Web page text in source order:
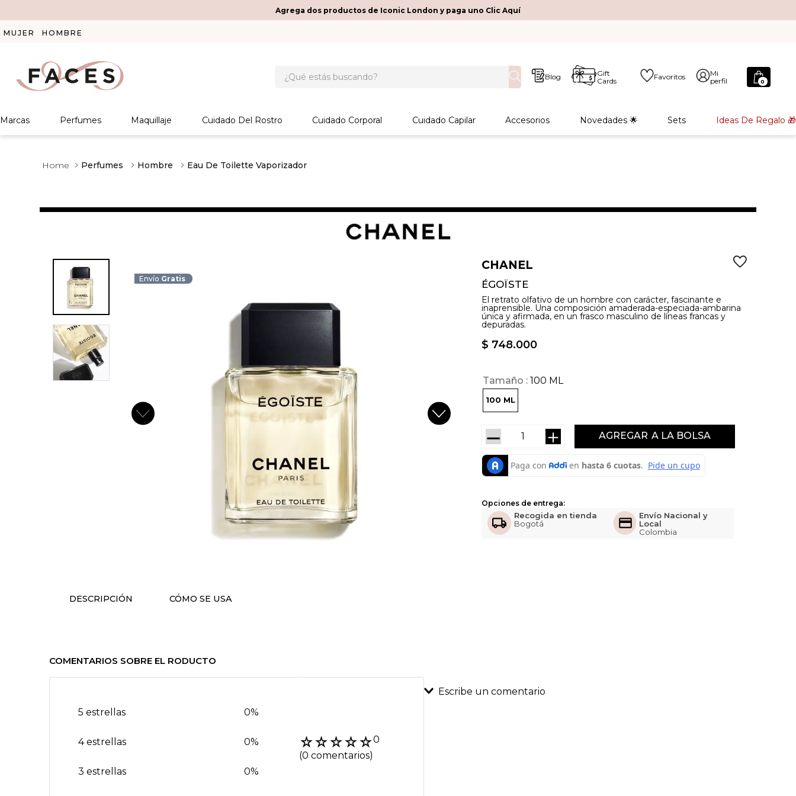
Agrega dos productos de Iconic London y paga uno Clic Aquí
MUJER HOMBRE
Blog
Gift
Cards
Favoritos
Mi
perfil
0
Marcas Perfumes Maquillaje Cuidado Del Rostro Cuidado Corporal Cuidado Capilar Accesorios Novedades 🌟 Sets Ideas De Regalo 🎁
Perfumes Hombre Eau De Toilette Vaporizador
Envío Gratis
CHANEL
ÉGOÏSTE
El retrato olfativo de un hombre con carácter, fascinante e
inaprensible. Una composición amaderada-especiada-ambarina
única y afirmada, en un frasco masculino de líneas francas y
depuradas.
$ 748.000
Tamaño 100 ML
100 ML
AGREGAR
＋
－
Opciones de entrega:
Recogida en tienda
Bogotá
Envío Nacional y
Local
Colombia
DESCRIPCIÓN CÓMO SE USA
COMENTARIOS SOBRE EL RODUCTO
☆☆☆☆☆0
(0 comentarios)
5 estrellas 0%
4 estrellas 0%
3 estrellas 0%
Escribe un comentario